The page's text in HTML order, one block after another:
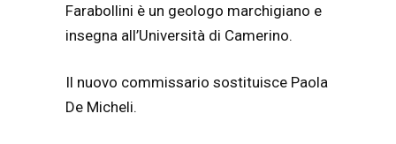
Farabollini è un geologo marchigiano e
insegna all’Università di Camerino.
Il nuovo commissario sostituisce Paola
De Micheli.